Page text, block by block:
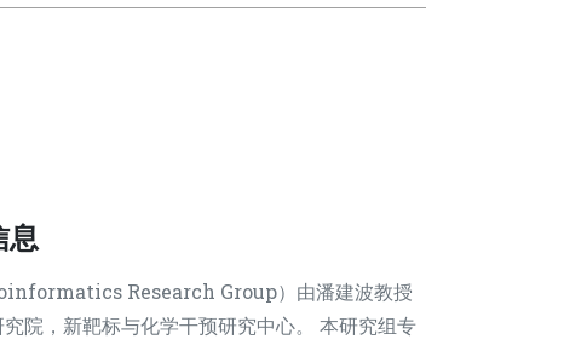
息
Research Group）由潘建波教授
院，新靶标与化学干预研究中心。 本研究组专